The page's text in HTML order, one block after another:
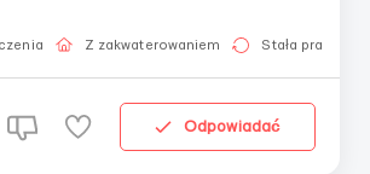
(w ciągu ...
Z zakwaterowaniem Stała praca
Odpowiadać